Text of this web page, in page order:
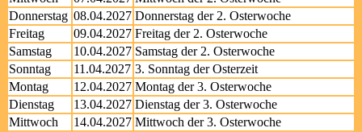
Donnerstag 08.04.2027 Donnerstag der 2. Osterwoche
Freitag
09.04.2027 Freitag der 2. Osterwoche
Samstag
10.04.2027 Samstag der 2. Osterwoche
Sonntag
11.04.2027 3. Sonntag der Osterzeit
Montag
12.04.2027 Montag der 3. Osterwoche
Dienstag
13.04.2027 Dienstag der 3. Osterwoche
Mittwoch
14.04.2027 Mittwoch der 3. Osterwoche